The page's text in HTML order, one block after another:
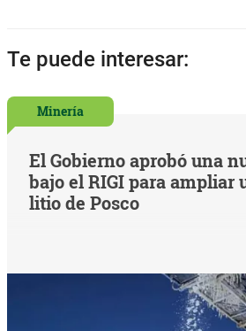
Te puede interesar:
Minería
El Gobierno aprobó una
bajo el RIGI para ampliar
litio de Posco